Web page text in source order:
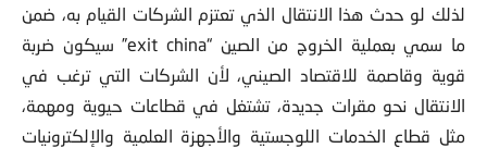
لذلك لو حدث هذا الانتقال الذي تعتزم الشركات القيام به، ضمن
ما سمي بعملية الخروج من الصين “exit china” سيكون ضربة
قوية وقاصمة للاقتصاد الصيني، لأن الشركات التي ترغب في
الانتقال نحو مقرات جديدة، تشتغل في قطاعات حيوية ومهمة،
مثل قطاع الخدمات اللوجستية والأجهزة العلمية والإلكترونيات